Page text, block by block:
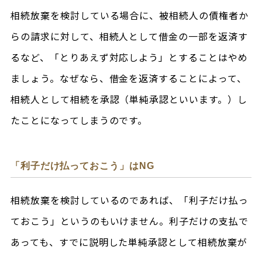
相続放棄を検討している場合に、被相続人の債権者か
らの請求に対して、相続人として借金の一部を返済す
るなど、「とりあえず対応しよう」とすることはやめ
ましょう。なぜなら、借金を返済することによって、
相続人として相続を承認（単純承認といいます。）し
たことになってしまうのです。
「利子だけ払っておこう」はNG
相続放棄を検討しているのであれば、「利子だけ払っ
ておこう」というのもいけません。利子だけの支払で
あっても、すでに説明した単純承認として相続放棄が